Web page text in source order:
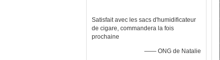
Satisfait avec les sacs d'humidificateur
de cigare, commandera la fois
prochaine
—— ONG de Natalie